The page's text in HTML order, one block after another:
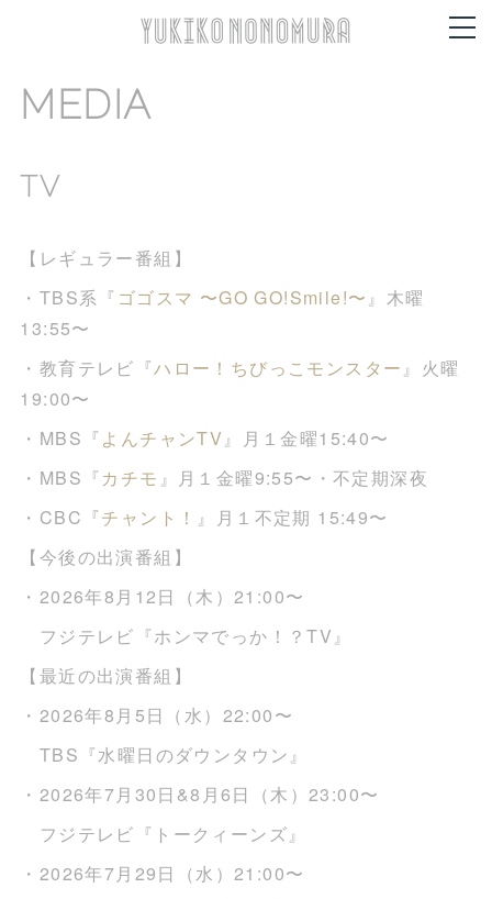
MEDIA
TV
【レギュラー番組】
・TBS系『 ゴゴスマ 〜GO GO!Smile!〜』木曜
13:55〜
・教育テレビ『ハロー！ちびっこモンスター』火曜
19:00〜
・MBS『 よんチャンTV』月１金曜15:40〜
・MBS『 カチモ 』月１金曜9:55〜・不定期深夜
・CBC『チャント！ 』月１不定期 15:49〜
【今後の出演番組】
・2026年8月12日（木）21:00〜
フジテレビ『ホンマでっか！？TV』
【最近の出演番組】
・2026年8月5日（水）22:00〜
TBS『水曜日のダウンタウン』
・2026年7月30日&8月6日（木）23:00〜
フジテレビ『トークィーンズ』
・2026年7月29日（水）21:00〜